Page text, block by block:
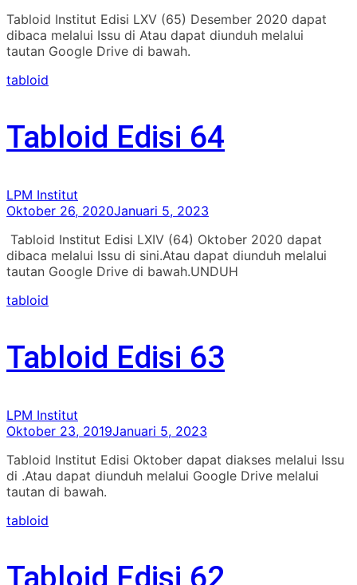
Tabloid Institut Edisi LXV (65) Desember 2020 dapat
dibaca melalui Issu di Atau dapat diunduh melalui
tautan Google Drive di bawah.
tabloid
Tabloid Edisi 64
LPM Institut
Oktober 26, 2020Januari 5, 2023
Tabloid Institut Edisi LXIV (64) Oktober 2020 dapat
dibaca melalui Issu di sini.Atau dapat diunduh melalui
tautan Google Drive di bawah.UNDUH
tabloid
Tabloid Edisi 63
LPM Institut
Oktober 23, 2019Januari 5, 2023
Tabloid Institut Edisi Oktober dapat diakses melalui Issu
di .Atau dapat diunduh melalui Google Drive melalui
tautan di bawah.
tabloid
Tabloid Edisi 62